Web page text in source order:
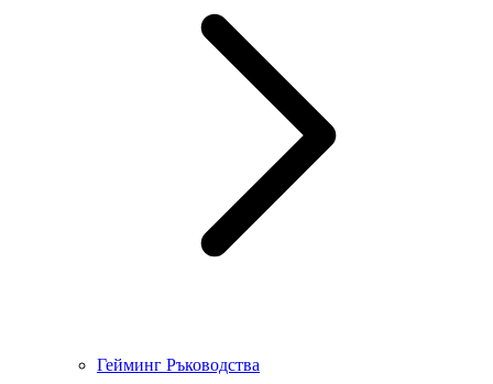
Гейминг Ръководства